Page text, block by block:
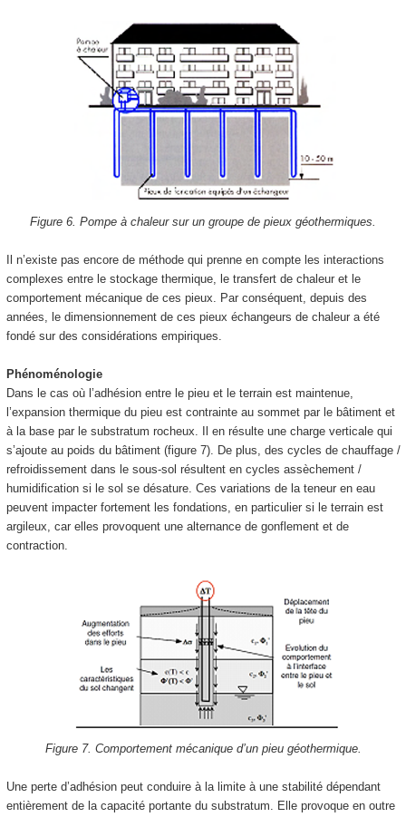
Figure 6. Pompe à chaleur sur un groupe de pieux géothermiques.
Il n’existe pas encore de méthode qui prenne en compte les interactions
complexes entre le stockage thermique, le transfert de chaleur et le
comportement mécanique de ces pieux. Par conséquent, depuis des
années, le dimensionnement de ces pieux échangeurs de chaleur a été
fondé sur des considérations empiriques.
Phénoménologie
Dans le cas où l’adhésion entre le pieu et le terrain est maintenue,
l’expansion thermique du pieu est contrainte au sommet par le bâtiment et
à la base par le substratum rocheux. Il en résulte une charge verticale qui
s’ajoute au poids du bâtiment (figure 7). De plus, des cycles de chauffage /
refroidissement dans le sous-sol résultent en cycles assèchement /
humidification si le sol se désature. Ces variations de la teneur en eau
peuvent impacter fortement les fondations, en particulier si le terrain est
argileux, car elles provoquent une alternancede gonflement et de
contraction.
Figure 7. Comportement mécanique d’un pieu géothermique.
Une perte d’adhésion peut conduire à la limite à une stabilité dépendant
entièrement de la capacité portante du substratum. Elle provoque en outre